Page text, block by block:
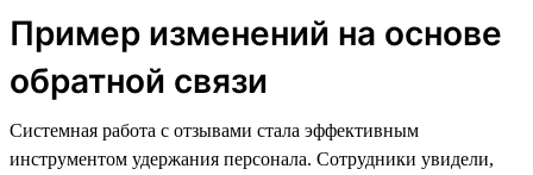
Пример изменений на основе
обратной связи
Системная работа с отзывами стала эффективным
инструментом удержания персонала. Сотрудники увидели,